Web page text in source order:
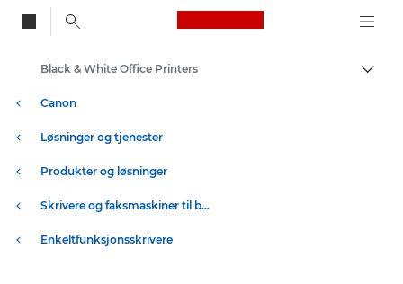
Canon Logo, back
Canon
Løsninger og tjenester
Produkter og løsninger
Skrivere og faksmaskiner til bedrifter
Enkeltfunksjonsskrivere
Black & White Office Printers